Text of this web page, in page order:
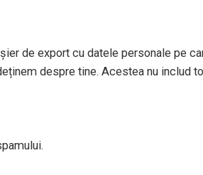
de export cu datele personale pe
despre tine. Acestea nu includ